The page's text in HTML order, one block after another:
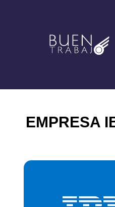
EMPRESA